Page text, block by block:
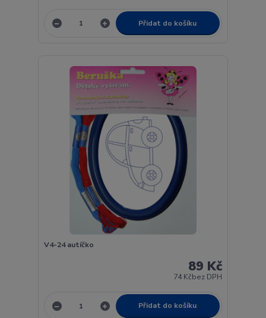
Přidat do košíku
V4-24 autíčko
89 Kč
74 Kčbez DPH
Přidat do košíku